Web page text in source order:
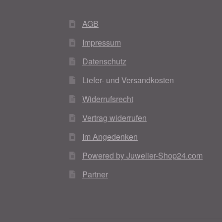
AGB
Impressum
Datenschutz
Liefer- und Versandkosten
Widerrufsrecht
Vertrag widerrufen
Im Angedenken
Powered by Juwelier-Shop24.com
Partner